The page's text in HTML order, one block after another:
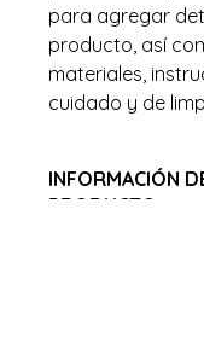
para agregar
producto, así
materiales,
cuidado y de
INFORMACIÓN
PRODUCTO